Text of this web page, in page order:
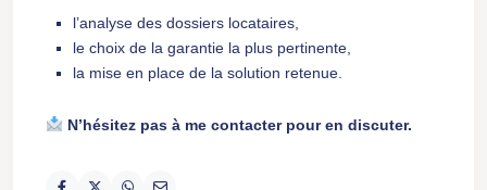
l’analyse des dossiers locataires,
le choix de la garantie la plus pertinente,
la mise en place de la solution retenue.
N’hésitez pas à me contacter pour en discuter.